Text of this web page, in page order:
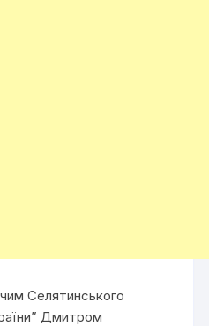
Селятинського
Дмитром